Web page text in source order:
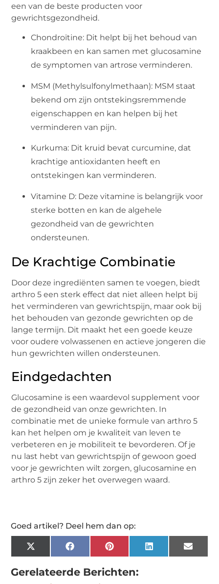
een van de beste producten voor
gewrichtsgezondheid.
Chondroïtine: Dit helpt bij het behoud van
kraakbeen en kan samen metglucosamine
de symptomen van artrose verminderen.
MSM (Methylsulfonylmethaan): MSM staat
bekend om zijn ontstekingsremmende
eigenschappen en kan helpen bij het
verminderen van pijn.
Kurkuma: Dit kruid bevatcurcumine, dat
krachtige antioxidanten heeft en
ontstekingen kan verminderen.
Vitamine D: Deze vitamine is belangrijk voor
sterke botten en kan de algehele
gezondheid van de gewrichten
ondersteunen.
De Krachtige Combinatie
Door deze ingrediënten samen te voegen, biedt
arthro 5 een sterk effect dat niet alleen helpt bij
het verminderen van gewrichtspijn, maar ook bij
het behouden van gezonde gewrichten op de
lange termijn. Dit maakt het een goede keuze
voor oudere volwassenen en actieve jongeren die
hun gewrichten willen ondersteunen.
Eindgedachten
Glucosamine is een waardevol supplement voor
de gezondheid van onze gewrichten. In
combinatie met de unieke formule van arthro 5
kan het helpen om je kwaliteit van leven te
verbeteren en je mobiliteit te bevorderen. Of je
nu last hebt van gewrichtspijn of gewoon goed
voor je gewrichten wilt zorgen,glucosamine en
arthro 5 zijn zeker het overwegen waard.
Goed artikel? Deel hem dan op:
X
(Twitter)
FacebookPinterestLinkedInEmail
Gerelateerde Berichten: